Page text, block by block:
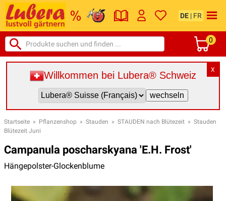
DE | FR
0
X
Willkommen bei Lubera® Schweiz
Startseite » Pflanzenshop » Stauden » STAUDEN nach Blütezeit » Stauden
Blütezeit Juni
Campanula poscharskyana 'E.H. Frost'
Hängepolster-Glockenblume